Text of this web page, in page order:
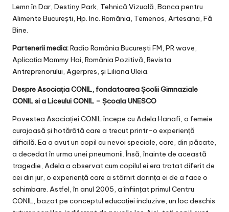
Lemn în Dar, Destiny Park, Tehnică Vizuală, Banca pentru
Alimente București, Hp. Inc. România, Temenos, Artesana, Fă
Bine.
Partenerii media:Radio România București FM, PR wave,
Aplicația Mommy Hai, România Pozitivă, Revista
Antreprenorului, Agerpres, și Liliana Uleia.
Despre Asociația CONIL, fondatoarea Școlii Gimnaziale
CONIL si a Liceului CONIL – Școala UNESCO
Povestea Asociației CONIL începe cu Adela Hanafi, o femeie
curajoasă și hotărâtă care a trecut printr-o experiență
dificilă. Ea a avut un copil cu nevoi speciale, care, din păcate,
a decedat în urma unei pneumonii. Însă, înainte de această
tragedie, Adela a observat cum copilul ei era tratat diferit de
cei din jur, o experiență care a stârnit dorința ei de a face o
schimbare. Astfel, în anul 2005, a înființat primul Centru
CONIL, bazat pe conceptul educației incluzive, un loc deschis